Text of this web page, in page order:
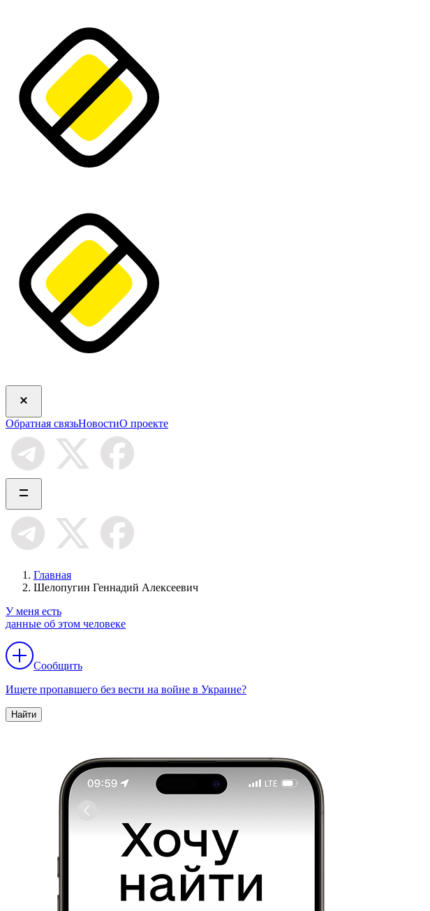
Обратная связьНовостиО проекте
Главная
Шелопугин Геннадий Алексеевич
У меня есть
данные об этом человеке
Сообщить
Ищете пропавшего без вести на войне в Украине?
Найти